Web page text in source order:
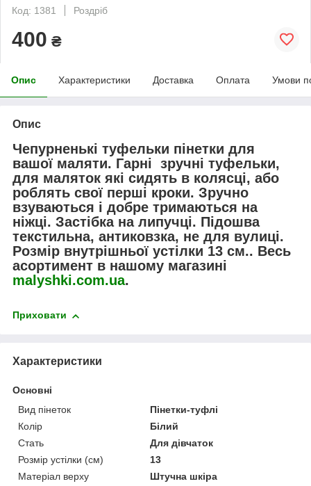
Код: 1381
Роздріб
400 ₴
Опис Характеристики Доставка Оплата Умови
Опис
Чепурненькі туфельки пінетки для
вашої маляти. Гарні зручні туфельки,
для маляток які сидять в колясці, або
роблять свої перші кроки. Зручно
взуваються і добре тримаються на
ніжці. Застібка на липучці. Підошва
текстильна, антиковзка, не для вулиці.
Розмір внутрішньої устілки 13 см.. Весь
асортимент в нашому магазині
malyshki.com.ua.
Приховати
Характеристики
Основні
Вид пінеток
Пінетки-туфлі
Колір
Білий
Стать
Для дівчаток
Розмір устілки (см)
13
Матеріал верху
Штучна шкіра